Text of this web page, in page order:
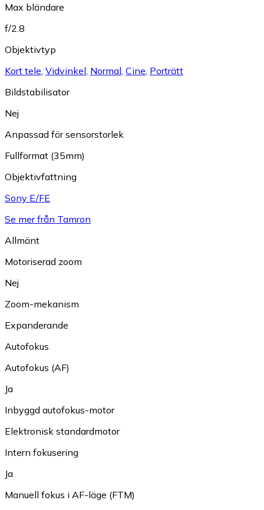
Max bländare
f/2.8
Objektivtyp
Kort tele, Vidvinkel, Normal, Cine, Porträtt
Bildstabilisator
Nej
Anpassad för sensorstorlek
Fullformat (35mm)
Objektivfattning
Sony E/FE
Se mer från Tamron
Allmänt
Motoriserad zoom
Nej
Zoom-mekanism
Expanderande
Autofokus
Autofokus (AF)
Ja
Inbyggd autofokus-motor
Elektronisk standardmotor
Intern fokusering
Ja
Manuell fokus i AF-läge (FTM)